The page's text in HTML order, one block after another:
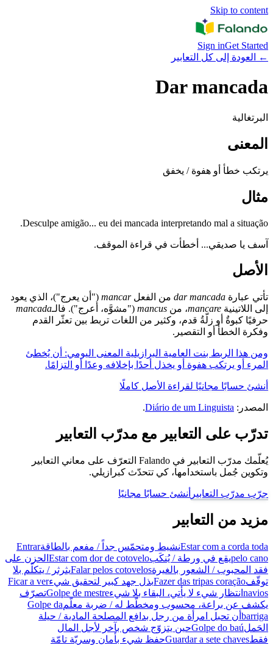
Skip to content
Sign inGet Started
←
العودة إلى كل التعابير
Dar mancada
البرتغالية
المعنى
يرتكب خطأ أو هفوة / يخفق
مثال
Desculpe amigão... eu dei mancada interpretando mal a situação.
آسف يا صديقي... أخطأت في قراءة الموقف.
الأصل
تأتي عبارة dar mancada من الفعلmancar ("أن يعرج")، الذي يعود
إلى اللاتينية mancare، من mancus ("مشوَّه، أعرج"). فالـmancada
حرفيًا كبوةٌ أو زلّةُ قدم، وكثير من اللغات تربط بين تعثّر القدم
وفكرة الخطأ أو التقصير.
ومن هذا الربط بنت العامية البرازيلية المعنى اليومي: أن يُخطئ
المرء أو يرتكب هفوة أو يخذل أحدًا بإخلافه وعدًا أو التزامًا.
أنشئ حسابًا مجانيًا لقراءة الأصل كاملًا
المصدر: Diário de um Linguista
.
تدرّب على التعابير مع مدرّب التعابير
يُعلّمك مدرّب التعابير في Falando التعرّف على معاني التعابير
وتكوين جُمل باستخدامها، كي تتحدّث كبرازيلي.
جرّب مدرّب التعابير أنشئ حسابًا مجانيًا
مزيد من التعابير
Estar com a corda todaنشيط ومتحمّس جداً / مفعم بالطاقةEntrar
pelo canoيقع في ورطة / يُنكَبEstar com dor de cotovelo الحزن على
فقد المحبوب / الشعور بالغيرةFalar pelos cotovelosيثرثر / يتكلّم بلا
توقّفFazer das tripas coraçãoبذل جهد كبير لتحقيق شيءFicar a ver
navios انتظار شيء لا يأتي، البقاء بلا شيءGolpe de mestreتصرّف
يكشف عن براعة، محسوب ومخطّط له / ضربة معلّمGolpe da
barriga أن تحبل امرأة من رجل بدافع المصلحة المادية / حيلة
الحَملGolpe do baúحين يتزوّج شخص بآخر لأجل المال
فقطGuardar a sete chavesحفظ شيء بأمان وسريّة تامّة